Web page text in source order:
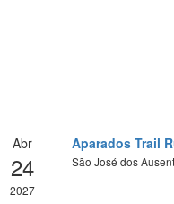
Abr
24
2027
Aparados Trail
São José dos